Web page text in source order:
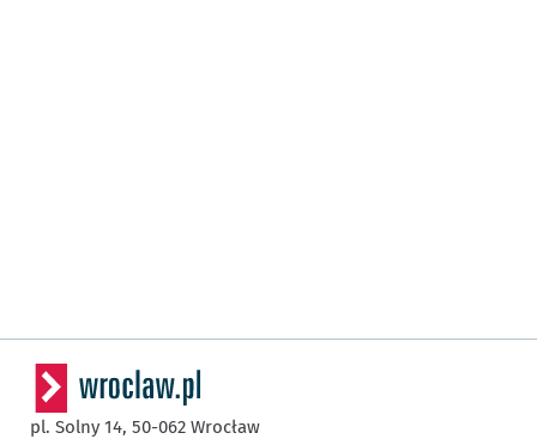
pl. Solny 14, 50-062 Wrocław